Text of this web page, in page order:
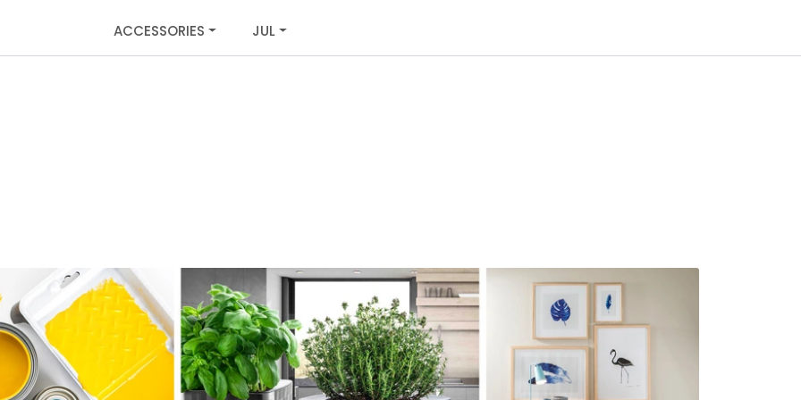
ACCESSORIES JUL